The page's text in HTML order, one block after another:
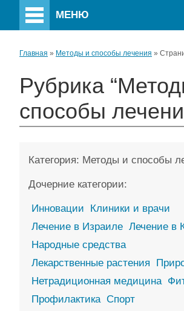
МЕНЮ
Главная » Методы и способы лечения »
Рубрика
способы
Категория: Методы и способы
Дочерние категории:
Инновации
Клиники и врачи
Лечение в Израиле Лечение в
Народные средства
Лекарственные растения
Нетрадиционная медицина
Профилактика Спорт